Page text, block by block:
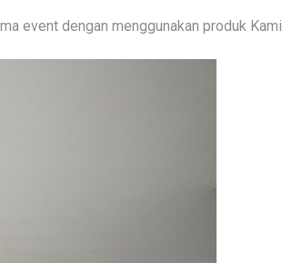
event dengan menggunakan produk Kami.